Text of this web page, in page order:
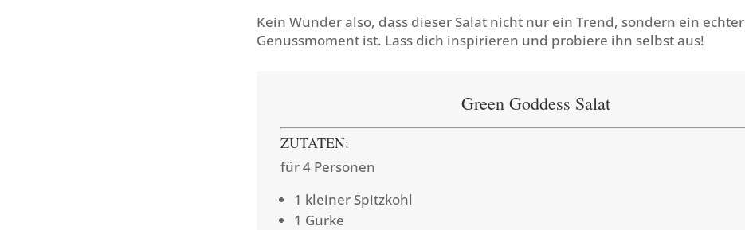
Kein Wunder also, dass dieser Salat nicht nur ein Trend, sondern ein echter
Genussmoment ist. Lass dich inspirieren und probiere ihn selbst aus!
Green Goddess Salat
ZUTATEN:
für 4 Personen
1 kleiner Spitzkohl
1 Gurke